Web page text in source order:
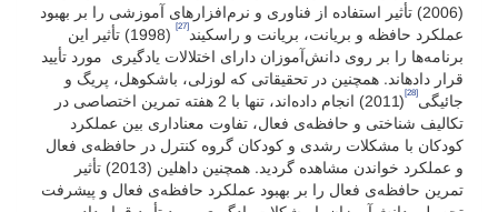
(2006) تأثیر استفاده از فناوری و نرم‌افزارهای آموزشی را بر بهبود
عملکرد حافظه و بریانت، بریانت و راسکیند [27]
(1998) تأثیر این
برنامه‌ها را بر روی دانش‌آموزان دارای اختلالات یادگیری مورد تأیید
قرار داده­اند. همچنین در تحقیقاتی که لوزلی، باشکوهل، پریگ و
جائیگی[28]
(2011) انجام داده‌اند، تنها با 2 هفته تمرین اختصاصی در
تکالیف شناختی و حافظه‌ی فعال، تفاوت معناداری بین عملکرد
کودکان با مشکلات رشدی و کودکان گروه کنترل در حافظه‌ی فعال
و عملکرد خواندن مشاهده گردید. همچنین داهلین (2013) تأثیر
تمرین حافظه‌ی فعال را بر بهبود عملکرد حافظه‌ی فعال و پیشرفت